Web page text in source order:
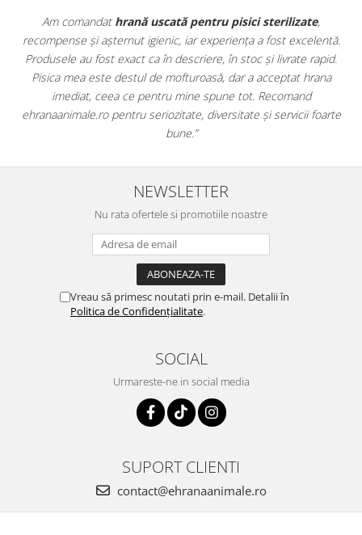
rapid.
hrana
foarte
Apreciez foarte mult faptul că pe ehranaanimale.ro
doar hrană, ci și produse dinfarmacia veterinară
antiparazitare, suplimente și soluții de îngrijire. Este
comod să pot comanda tot ce am nevoie pentru animalul
dintr-un singur loc. Livrarea a fost rapidă, iar produsele au
originale și în termen. Magazin serios, bine organizat și
pentru orice stăpân de animale.
NEWSLETTER
Nu rata ofertele si promotiile noastre
Vreau să primesc noutati prin e-mail. Detalii în
Politica de Confidențialitate.
SOCIAL
Urmareste-ne in social media
SUPORT CLIENTI
contact@ehranaanimale.ro